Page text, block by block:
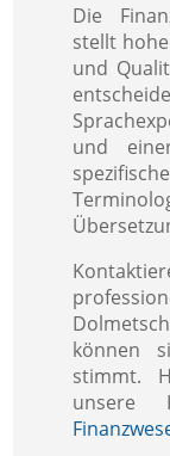
Die
stellt
und
und
können
stimmt.
unsere